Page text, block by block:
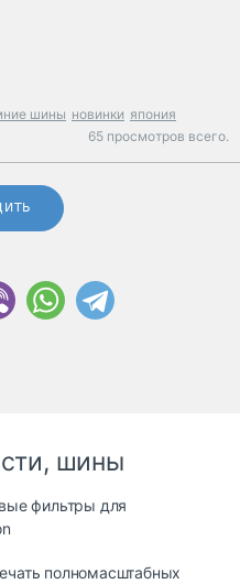
шины новинки япония
65 просмотров всего.
шины
фильтры для
полномасштабных